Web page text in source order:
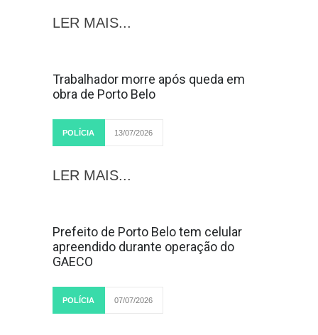
LER MAIS...
Trabalhador morre após queda em
obra de Porto Belo
POLÍCIA 13/07/2026
LER MAIS...
Prefeito de Porto Belo tem celular
apreendido durante operação do
GAECO
POLÍCIA 07/07/2026